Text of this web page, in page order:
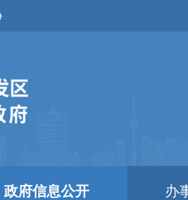
政府信息公开 办